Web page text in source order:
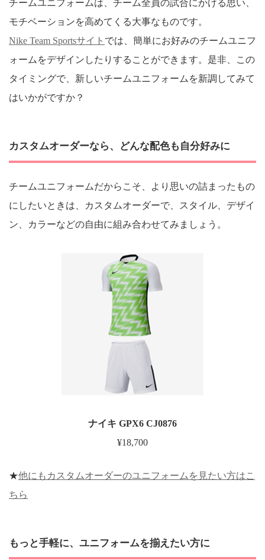
チームユニフォームは、チーム全員の試合にかける思い、
モチベーションを高めてくる大事なものです。
Nike Team Sportsサイト では、簡単にお好みのチームユニフ
ォームをデザインしたりすることができます。是非、この
タイミングで、新しいチームユニフォームを新調してみて
はいかがですか？
カスタムオーダーなら、どんな配色も自分好みに
チームユニフォームだからこそ、より思いの詰まったもの
にしたいときは、カスタムオーダーで、スタイル、デザイ
ン、カラーなどの自由に組み合わせてみましょう。
ナイキ GPX6 CJ0876
¥18,700
★他にもカスタムオーダーのユニフォームを見たい方はこ
ちら
もっと手軽に、ユニフォームを揃えたい方に